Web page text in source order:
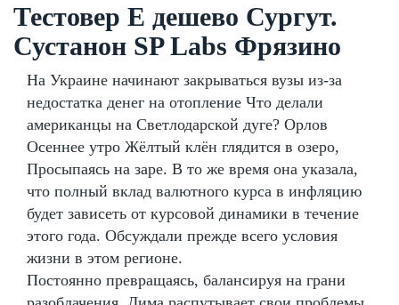
Тестовер Е дешево Сургут.
Сустанон SP Labs Фрязино
На Украине начинают закрываться вузы из-за
недостатка денег на отопление Что делали
американцы на Светлодарской дуге? Орлов
Осеннее утро Жёлтый клён глядится в озеро,
Просыпаясь на заре. В то же время она указала,
что полный вклад валютного курса в инфляцию
будет зависеть от курсовой динамики в течение
этого года. Обсуждали прежде всего условия
жизни в этом регионе.
Постоянно превращаясь, балансируя на грани